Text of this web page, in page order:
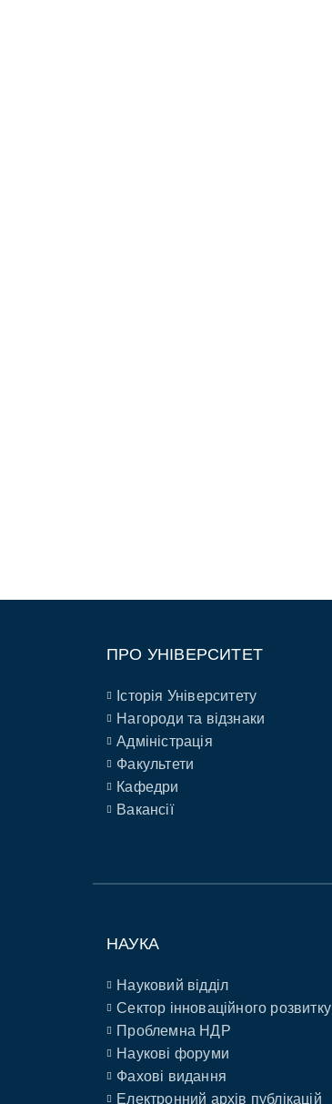
ПРО УНІВЕРСИТЕТ
Історія Університету
Нагороди та відзнаки
Адміністрація
Факультети
Кафедри
Вакансії
НАУКА
Науковий відділ
Сектор інноваційного розвитку
Проблемна НДР
Наукові форуми
Фахові видання
Електронний архів публікацій